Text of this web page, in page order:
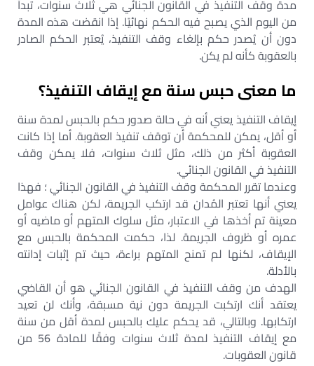
مدة وقف التنفيذ في القانون الجنائي هي ثلاث سنوات، تبدأ
من اليوم الذي يصبح فيه الحكم نهائيًا. إذا انقضت هذه المدة
دون أن يُصدر حكم بإلغاء وقف التنفيذ، يُعتبر الحكم الصادر
بالعقوبة كأنه لم يكن.
ما معنى حبس سنة مع إيقاف التنفيذ؟
إيقاف التنفيذ يعني أنه في حالة صدور حكم بالحبس لمدة سنة
أو أقل، يمكن للمحكمة أن توقف تنفيذ العقوبة. أما إذا كانت
العقوبة أكثر من ذلك، مثل ثلاث سنوات، فلا يمكن وقف
التنفيذ في القانون الجنائي.
وعندما تقرر المحكمة وقف التنفيذ في القانون الجنائي ؛ فهذا
يعني أنها تعتبر المُدان قد ارتكب الجريمة، لكن هناك عوامل
معينة تم أخذها في الاعتبار، مثل سلوك المتهم أو ماضيه أو
عمره أو ظروف الجريمة. لذا، حكمت المحكمة بالحبس مع
الإيقاف، لكنها لم تمنح المتهم براءة، حيث تم إثبات إدانته
بالأدلة.
الهدف من وقف التنفيذ في القانون الجنائي هو أن القاضي
يعتقد أنك ارتكبت الجريمة دون نية مسبقة، وأنك لن تعيد
ارتكابها. وبالتالي، قد يحكم عليك بالحبس لمدة أقل من سنة
مع إيقاف التنفيذ لمدة ثلاث سنوات وفقًا للمادة 56 من
قانون العقوبات.